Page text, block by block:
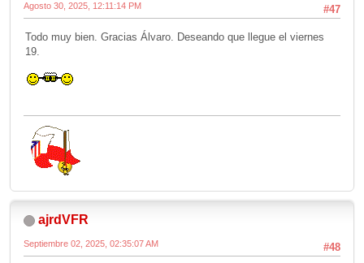
#47
Agosto 30, 2025, 12:11:14 PM
Todo muy bien. Gracias Álvaro. Deseando que llegue el viernes
19.
ajrdVFR
#48
Septiembre 02, 2025, 02:35:07 AM